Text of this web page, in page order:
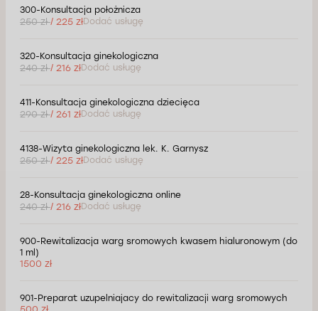
300-Konsultacja położnicza
250 zł/ 225 złDodać usługę
320-Konsultacja ginekologiczna
240 zł/ 216 złDodać usługę
411-Konsultacja ginekologiczna dziecięca
290 zł/ 261 złDodać usługę
4138-Wizyta ginekologiczna lek. K. Garnysz
250 zł/ 225 złDodać usługę
28-Konsultacja ginekologiczna online
240 zł/ 216 złDodać usługę
900-Rewitalizacja warg sromowych kwasem hialuronowym (do
1 ml)
1500 zł
901-Preparat uzupelniajacy do rewitalizacji warg sromowych